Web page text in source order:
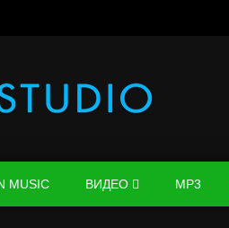
MUSIC ВИДЕО MP3